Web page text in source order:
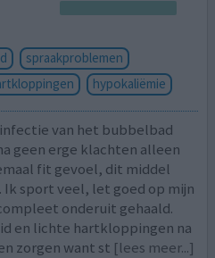
spraakproblemen
hypokaliëmie
van het bubbelbad
geen erge klachten alleen
fit gevoel, dit middel
sport veel, let goed op mijn
onderuit gehaald.
en lichte hartkloppingen na
zorgen want st [lees meer...]